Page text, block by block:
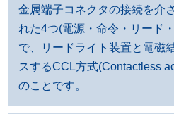
金属端子コネクタの接続を介
れた4つ(電源・命令・リード
で、リードライト装置と電磁
スするCCL方式(Contactless
のことです。